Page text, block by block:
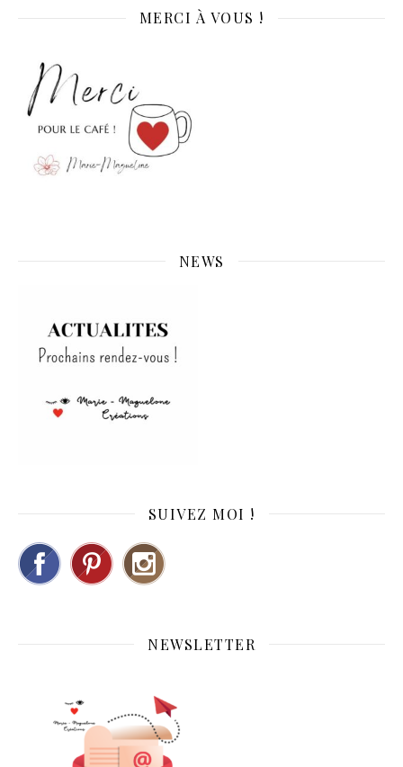
MERCI À VOUS !
NEWS
SUIVEZ MOI !
NEWSLETTER